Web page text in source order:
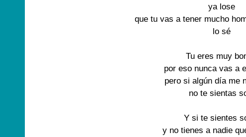
ya lose
que tu vas a tener mucho
lo sé
Tu eres muy
por eso nunca vas a
pero si algún día me
no te sientas
Y si te sientes
y no tienes a nadie